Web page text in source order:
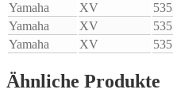
Yamaha
XV 535
Yamaha
XV 535
Yamaha
XV 535
Ähnliche Produkte